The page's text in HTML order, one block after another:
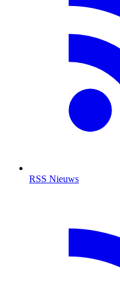
RSS Nieuws